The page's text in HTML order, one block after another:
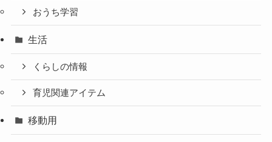
おうち学習
生活
くらしの情報
育児関連アイテム
移動用